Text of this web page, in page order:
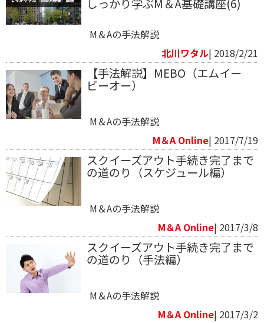
しっかり学ぶM＆A基礎講座(6)
M＆Aの手法解説
北川ワタル| 2018/2/21
【手法解説】MEBO（エムイー
ビーオー）
M＆Aの手法解説
M＆A Online| 2017/7/19
スクイーズアウト手続き完了まで
の道のり（スケジュール編）
M＆Aの手法解説
M＆A Online| 2017/3/8
スクイーズアウト手続き完了まで
の道のり（手法編）
M＆Aの手法解説
M＆A Online| 2017/3/2